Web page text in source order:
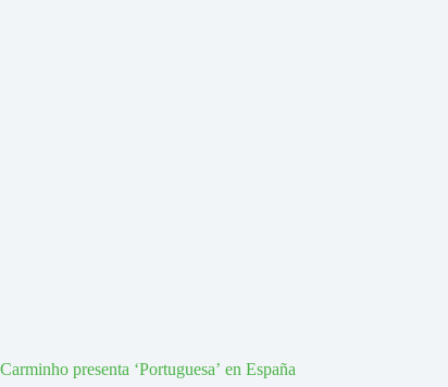
Carminho presenta ‘Portuguesa’ en España